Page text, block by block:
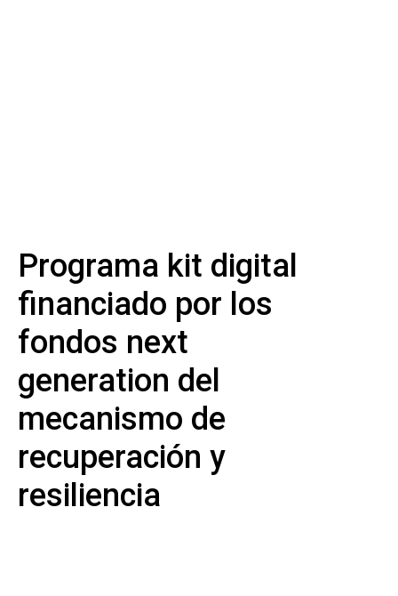
Programa kit digital
financiado por los
fondos next
generation del
mecanismo de
recuperación y
resiliencia